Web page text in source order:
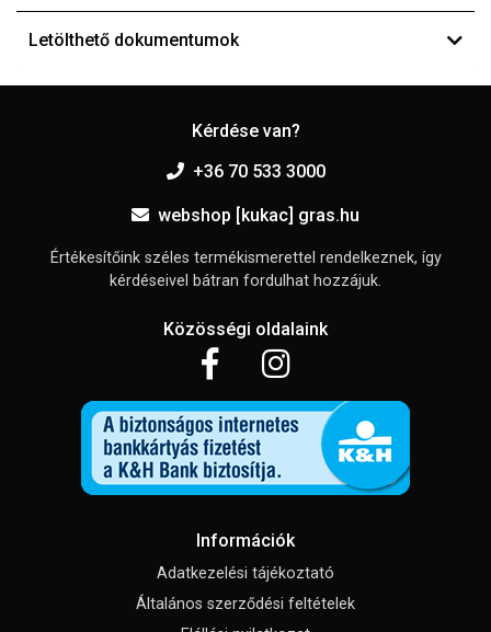
Letölthető dokumentumok
Kérdése van?
+36 70 533 3000
webshop [kukac] gras.hu
Értékesítőink széles termékismerettel rendelkeznek, így
kérdéseivel bátran fordulhat hozzájuk.
Közösségi oldalaink
Információk
Adatkezelési tájékoztató
Általános szerződési feltételek